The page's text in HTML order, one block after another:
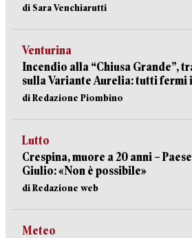
di Sara Venchiarutti
Venturina
Incendio alla “Chiusa Grande”,
sulla Variante Aurelia: tutti fermi
di Redazione Piombino
Lutto
Crespina, muore a 20 anni –
Giulio: «Non è possibile»
di Redazione web
Meteo